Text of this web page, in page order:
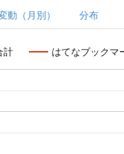
動（月別） 分布
計 はてなブックマ